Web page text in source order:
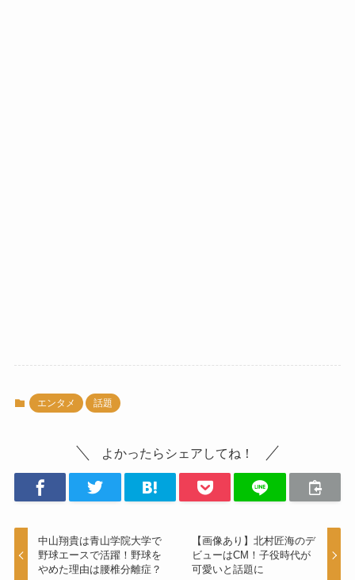
エンタメ 話題
よかったらシェアしてね！
中山翔貴は青山学院大学で
野球エースで活躍！野球を
やめた理由は腰椎分離症？
【画像あり】北村匠海のデ
ビューはCM！子役時代が
可愛いと話題に